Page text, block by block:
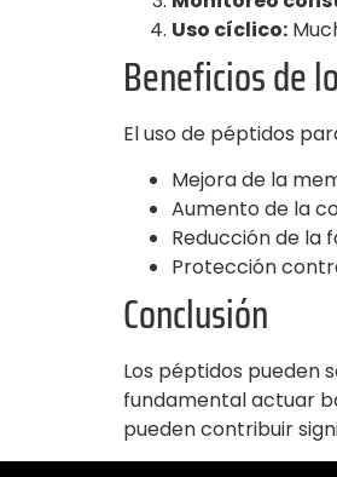
Uso cíclico:
Beneficios de
El uso de péptidos
Mejora de la
Aumento de la
Reducción de la
Protección
Conclusión
Los péptidos pueden
fundamental actuar
pueden contribuir